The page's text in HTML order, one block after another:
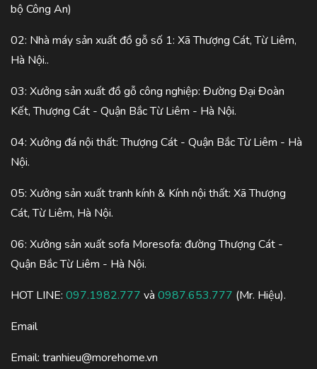
bộ Công An)
02: Nhà máy sản xuất đồ gỗ số 1: Xã Thượng Cát, Từ Liêm,
Hà Nội..
03: Xưởng sản xuất đồ gỗ công nghiệp: Đường Đại Đoàn
Kết, Thượng Cát - Quận Bắc Từ Liêm - Hà Nội.
04: Xưởng đá nội thất: Thượng Cát - Quận Bắc Từ Liêm - Hà
Nội.
05: Xưởng sản xuất tranh kính & Kính nội thất: Xã Thượng
Cát, Từ Liêm, Hà Nội.
06: Xưởng sản xuất sofa Moresofa: đường Thượng Cát -
Quận Bắc Từ Liêm - Hà Nội.
HOT LINE: 097.1982.777 và 0987.653.777 (Mr. Hiệu).
Email
Email: tranhieu@morehome.vn